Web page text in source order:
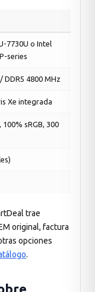
7730U o Intel
series
DDR5 4800 MHz
Xe integrada
100% sRGB, 300
trae
original, factura
opciones
.